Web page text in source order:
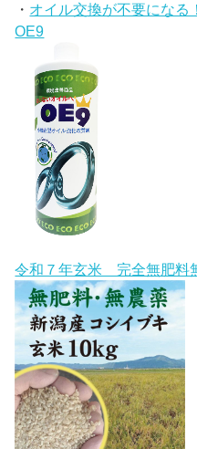
・ オイル交換が不要になる
OE9
令和７年玄米 完全無肥料